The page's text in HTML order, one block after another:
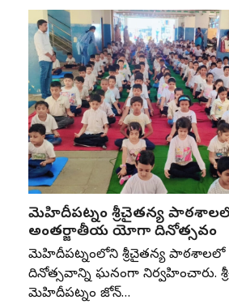
మెహిదీపట్నం శ్రీచైతన్య
అంతర్జాతీయ యోగా దినోత్సవం
మెహిదీపట్నంలోని శ్రీచైతన్య
దినోత్సవాన్ని ఘనంగా నిర్వహించారు.
మెహిదీపట్నం జోన్‌…